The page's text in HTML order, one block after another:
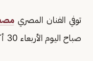
توفي الفنان المصري
صباح اليوم الأربعاء 30 أكتوبر عن عمر ناهز 82 عام.